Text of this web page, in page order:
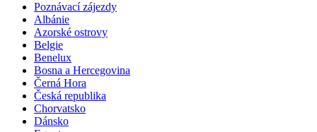
Poznávací zájezdy
Albánie
Azorské ostrovy
Belgie
Benelux
Bosna a Hercegovina
Černá Hora
Česká republika
Chorvatsko
Dánsko